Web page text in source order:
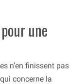
une
n’en finissent pas
concerne la